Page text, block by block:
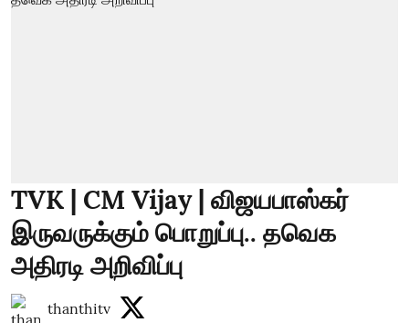
TVK | CM Vijay | விஜயபாஸ்கர்
இருவருக்கும் பொறுப்பு.. தவெக
அதிரடி அறிவிப்பு
thanthitv